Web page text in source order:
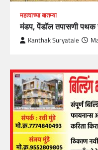
महत्वाच्या बातम्या
मंडप, पेंडॉल तपासणी पथक
Kanthak Suryatale